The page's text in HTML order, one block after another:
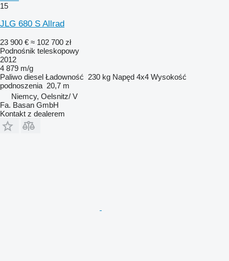
15
JLG 680 S Allrad
23 900 € ≈ 102 700 zł
Podnośnik teleskopowy
2012
4 879 m/g
Paliwo diesel Ładowność 230 kg Napęd 4x4 Wysokość
podnoszenia 20,7 m
Niemcy, Oelsnitz/ V
Fa. Basan GmbH
Kontakt z dealerem